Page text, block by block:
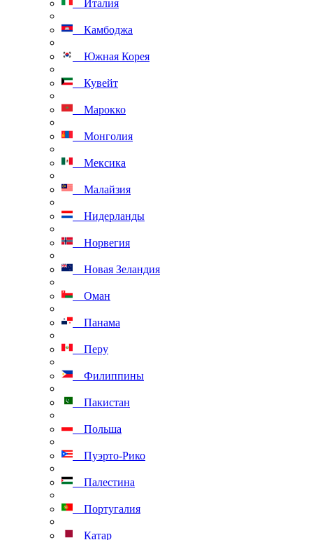
Италия
Камбоджа
Южная Корея
Кувейт
Марокко
Монголия
Мексика
Малайзия
Нидерланды
Норвегия
Новая Зеландия
Оман
Панама
Перу
Филиппины
Пакистан
Польша
Пуэрто-Рико
Палестина
Португалия
Катар